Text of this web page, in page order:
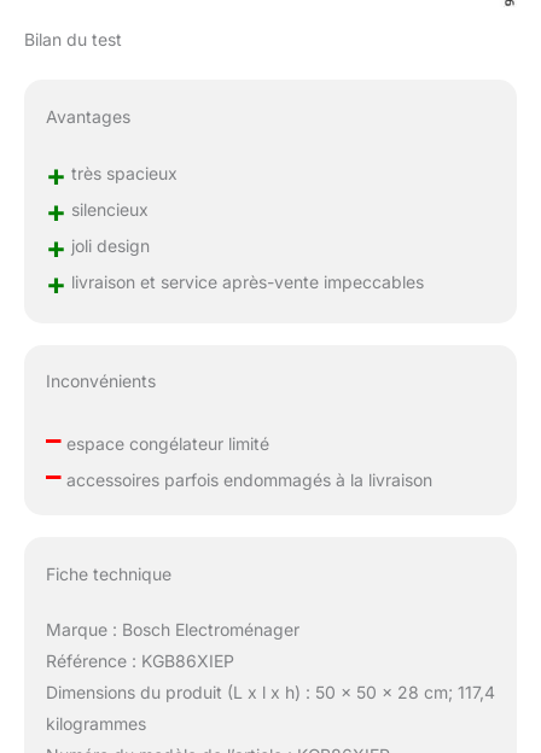
Bilan du test
Avantages
+ très spacieux
+ silencieux
+ joli design
+ livraison et service après-vente impeccables
Inconvénients
–espace congélateur limité
–accessoires parfois endommagés à la livraison
Fiche technique
Marque : Bosch Electroménager
Référence : KGB86XIEP
Dimensions du produit (L x l x h) : 50 x 50 x 28 cm; 117,4
kilogrammes